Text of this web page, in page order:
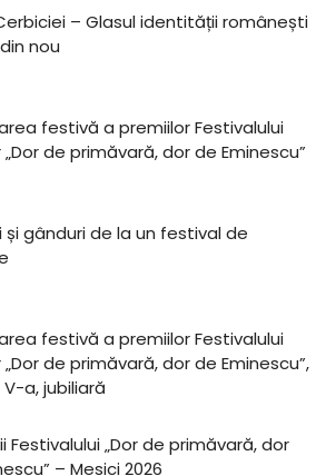
– Glasul identității românești
nou
festivă a premiilor Festivalului
de primăvară, dor de Eminescu”
și gânduri de la un festival de
festivă a premiilor Festivalului
de primăvară, dor de Eminescu”,
a, jubiliară
Festivalului „Dor de primăvară, dor
– Mesici 2026